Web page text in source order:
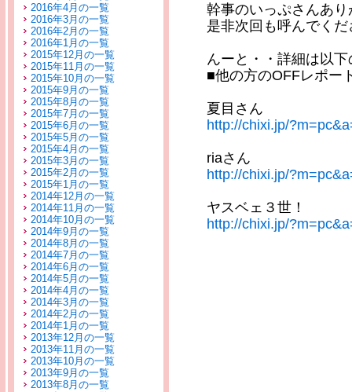
2016年4月の一覧
2016年3月の一覧
2016年2月の一覧
2016年1月の一覧
2015年12月の一覧
2015年11月の一覧
2015年10月の一覧
2015年9月の一覧
2015年8月の一覧
2015年7月の一覧
2015年6月の一覧
2015年5月の一覧
2015年4月の一覧
2015年3月の一覧
2015年2月の一覧
2015年1月の一覧
2014年12月の一覧
2014年11月の一覧
2014年10月の一覧
2014年9月の一覧
2014年8月の一覧
2014年7月の一覧
2014年6月の一覧
2014年5月の一覧
2014年4月の一覧
2014年3月の一覧
2014年2月の一覧
2014年1月の一覧
2013年12月の一覧
2013年11月の一覧
2013年10月の一覧
2013年9月の一覧
2013年8月の一覧
幹事のいっぷさんあ
是非次回も呼んでくだ
んーと・・詳細は以
■他の方のOFFレポー
夏目さん
http://chixi.jp/
riaさん
http://chixi.jp/
ヤスベェ３世！
http://chixi.jp/